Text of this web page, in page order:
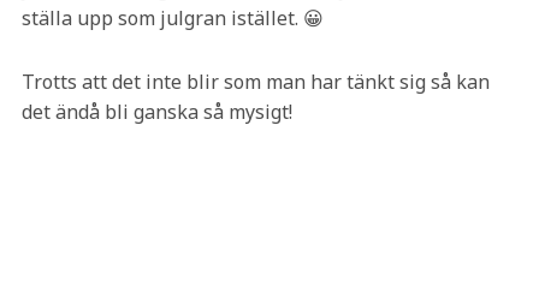
ställa upp som julgran istället. 😀
Trotts att det inte blir som man har tänkt sig så kan
det ändå bli ganska så mysigt!